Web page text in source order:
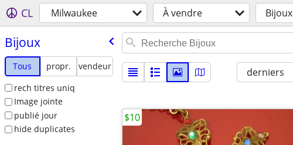
CL Milwaukee À vendre Bijoux
Bijoux
Tous propr.
vendeur
rech titres uniq
Image jointe
publié jour
hide duplicates
derniers
$10